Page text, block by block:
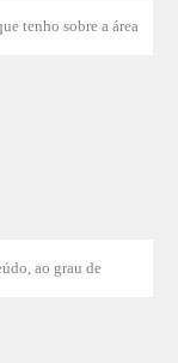
tenho sobre a área
ao grau de